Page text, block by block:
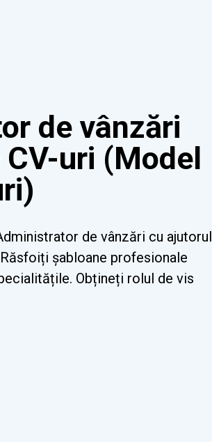
de vânzări
CV-uri (Model
de vânzări cu ajutorul
șabloane profesionale
Obțineți rolul de vis